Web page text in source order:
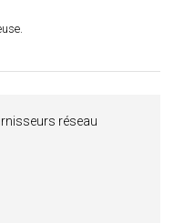
réseau